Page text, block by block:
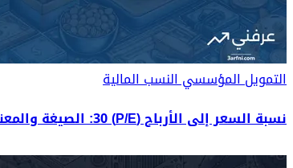
التمويل المؤسسيالنسب المالية
نسبة السعر إلى الأرباح (P/E) 30: الصيغة والمعنى والأمثلة